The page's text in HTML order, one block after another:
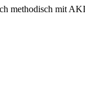
methodisch mit